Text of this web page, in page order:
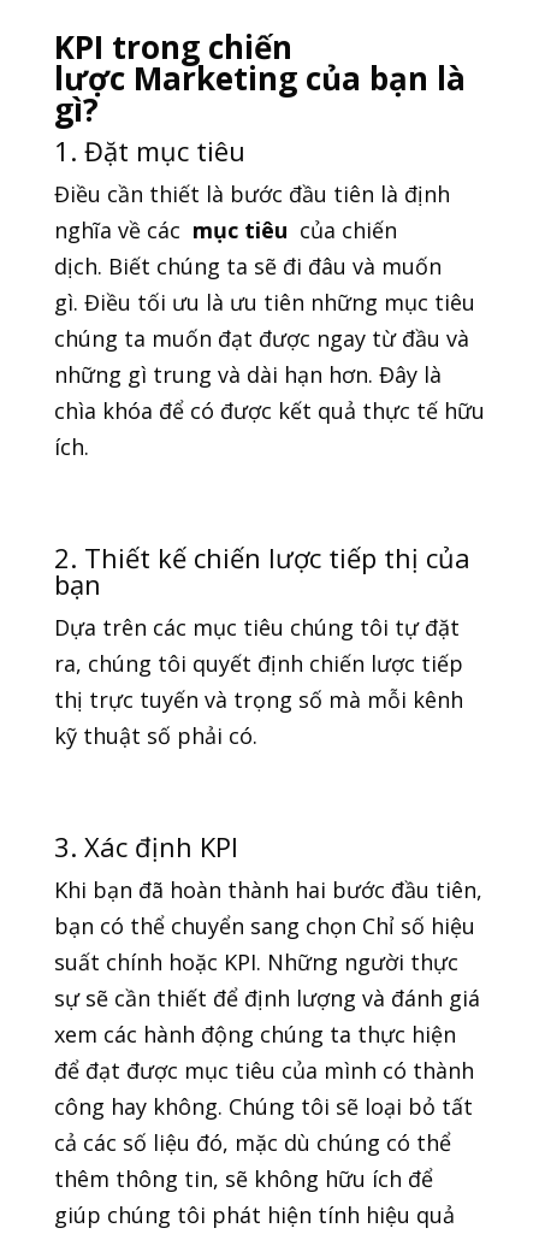
KPI trong chiến
lược Marketing của bạn là
gì?
1. Đặt mục tiêu
Điều cần thiết là bước đầu tiên là định
nghĩa về các mục tiêu của chiến
dịch. Biết chúng ta sẽ đi đâu và muốn
gì. Điều tối ưu là ưu tiên những mục tiêu
chúng ta muốn đạt được ngay từ đầu và
những gì trung và dài hạn hơn. Đây là
chìa khóa để có được kết quả thực tế hữu
ích.
2. Thiết kế chiến lược tiếp thị của
bạn
Dựa trên các mục tiêu chúng tôi tự đặt
ra, chúng tôi quyết định chiến lược tiếp
thị trực tuyến và trọng số mà mỗi kênh
kỹ thuật số phải có.
3. Xác định KPI
Khi bạn đã hoàn thành hai bước đầu tiên,
bạn có thể chuyển sang chọn Chỉ số hiệu
suất chính hoặc KPI. Những người thực
sự sẽ cần thiết để định lượng và đánh giá
xem các hành động chúng ta thực hiện
để đạt được mục tiêu của mình có thành
công hay không. Chúng tôi sẽ loại bỏ tất
cả các số liệu đó, mặc dù chúng có thể
thêm thông tin, sẽ không hữu ích để
giúp chúng tôi phát hiện tính hiệu quả